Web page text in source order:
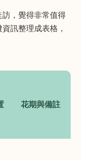
，覺得非常值得
訊整理成表格，
花期與備註